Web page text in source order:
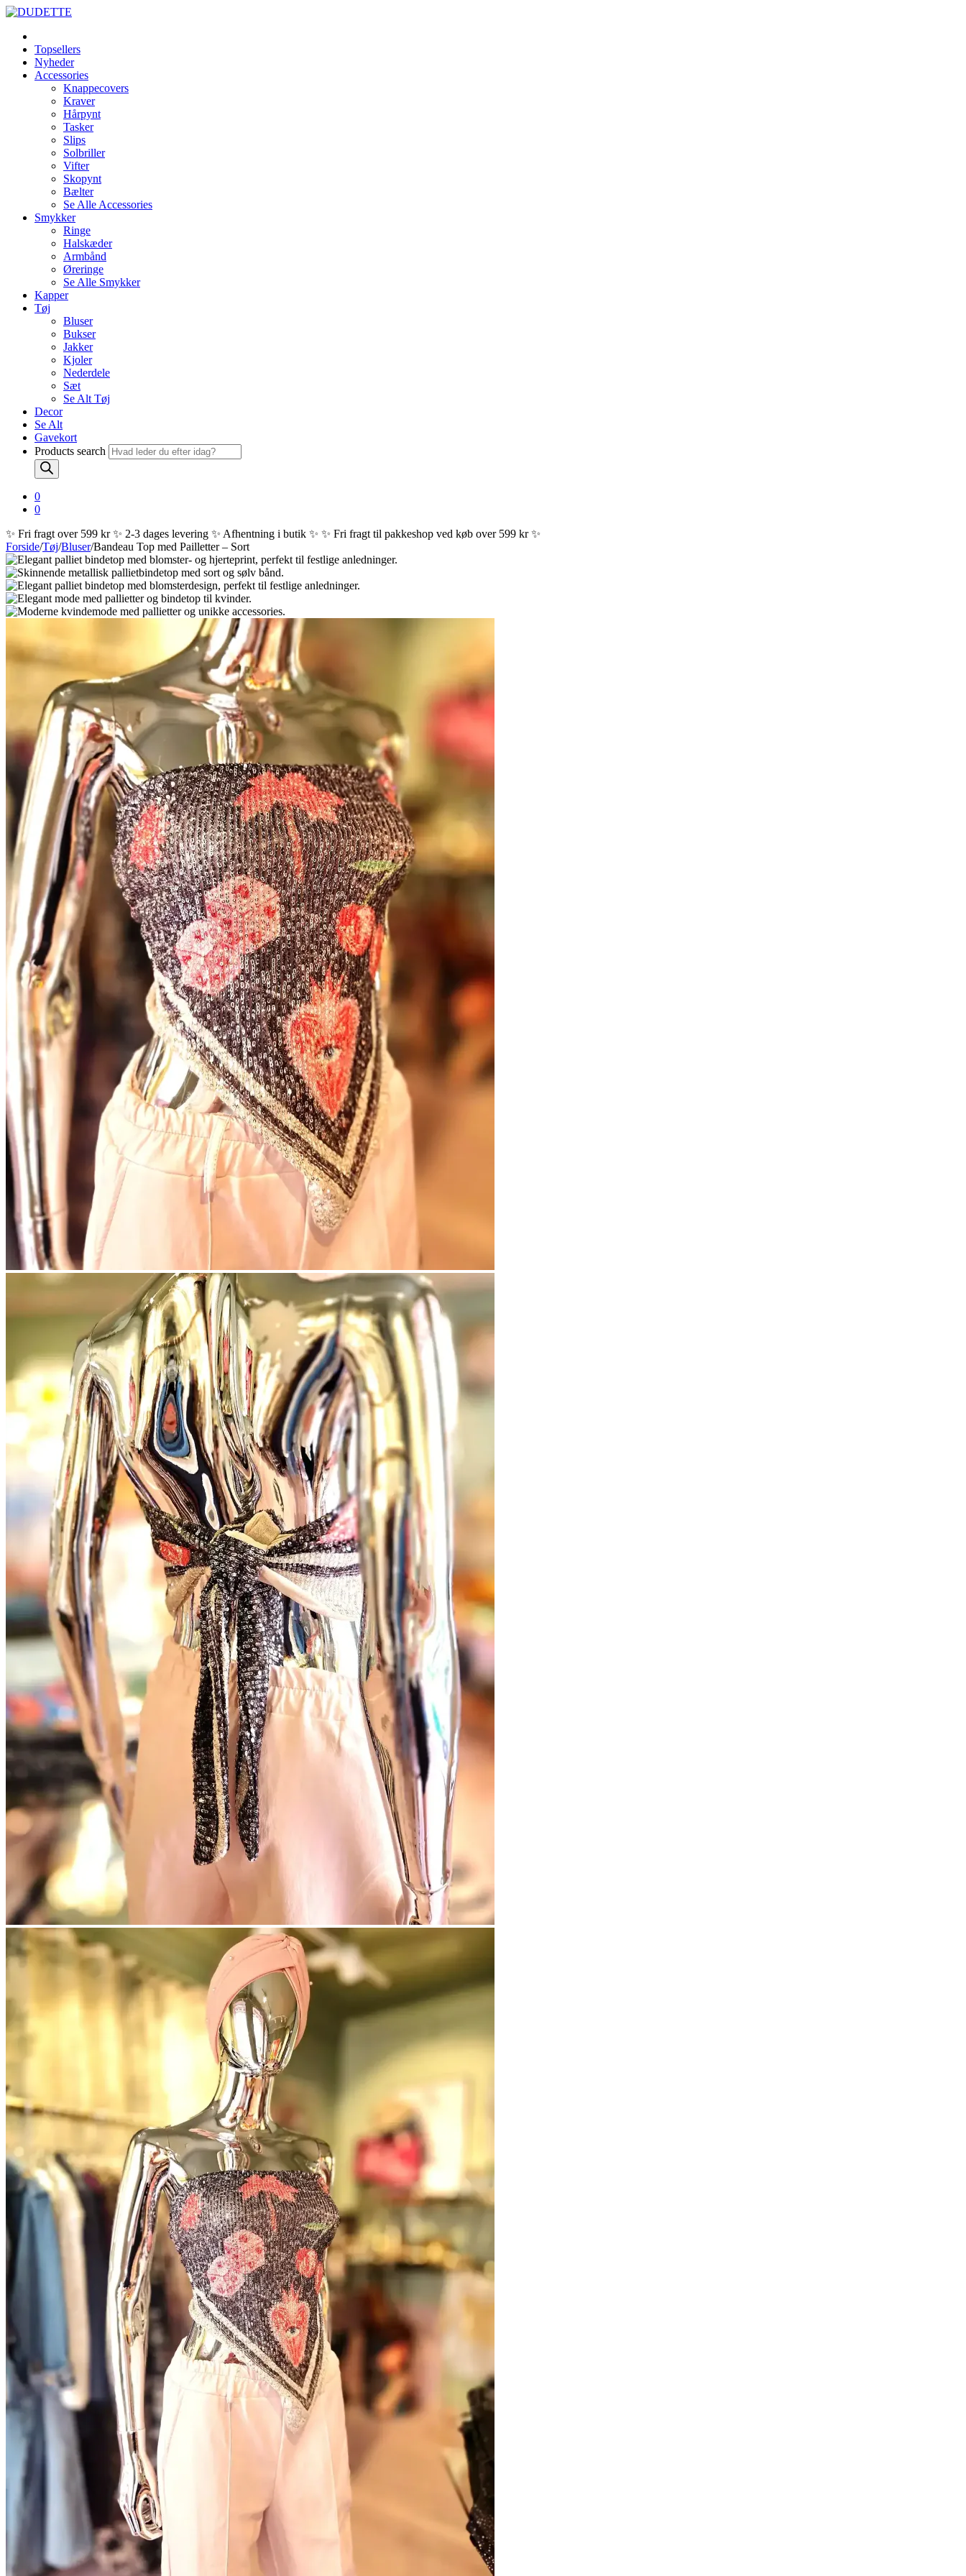
Topsellers
Nyheder
Accessories
Knappecovers
Kraver
Hårpynt
Tasker
Slips
Solbriller
Vifter
Skopynt
Bælter
Se Alle Accessories
Smykker
Ringe
Halskæder
Armbånd
Øreringe
Se Alle Smykker
Kapper
Tøj
Bluser
Bukser
Jakker
Kjoler
Nederdele
Sæt
Se Alt Tøj
Decor
Se Alt
Gavekort
Products search
0
0
✨ Fri fragt over 599 kr ✨ 2-3 dages levering ✨ Afhentning i butik ✨ ✨ Fri fragt til pakkeshop ved køb over 599 kr ✨
Forside/Tøj/Bluser/Bandeau Top med Pailletter – Sort